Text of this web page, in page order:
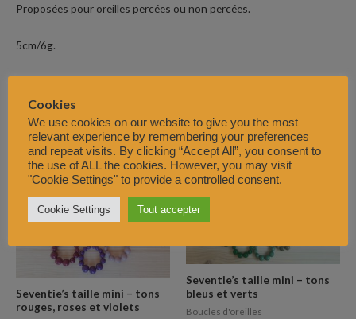
Proposées pour oreilles percées ou non percées.
5cm/6g.
Produits similaires
Seventie’s taille mini – tons
rouges, roses et violets
Seventie’s taille mini – tons
bleus et verts
Boucles d'oreilles
Cookies
We use cookies on our website to give you the most
relevant experience by remembering your preferences
and repeat visits. By clicking “Accept All”, you consent to
the use of ALL the cookies. However, you may visit
"Cookie Settings" to provide a controlled consent.
Cookie Settings Tout accepter